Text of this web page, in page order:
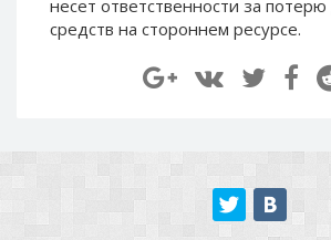
несет ответственности за
средств на стороннем ресурсе.
(BUSD)
Revolut USD
Piastrix EUR
(BUSD)